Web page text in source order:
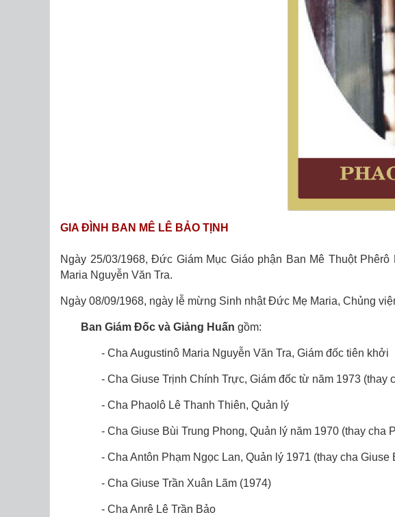
GIA ĐÌNH BAN MÊ LÊ BẢO TỊNH
Ngày 25/03/1968, Đức Giám Mục Giáo phận Ban Mê Thuột
Maria Nguyễn Văn Tra.
Ngày 08/09/1968, ngày lễ mừng Sinh nhật Ðức Mẹ Maria, Chủng
Ban Giám Ðốc và Giảng Huấn gồm:
- Cha Augustinô Maria Nguyễn Văn Tra, Giám đốc tiên khởi
- Cha Giuse Trịnh Chính Trực, Giám đốc từ năm 1973
- Cha Phaolô Lê Thanh Thiên, Quản lý
- Cha Giuse Bùi Trung Phong, Quản lý năm 1970 (thay
- Cha Antôn Phạm Ngọc Lan, Quản lý 1971 (thay cha Giuse
- Cha Giuse Trần Xuân Lãm (1974)
- Cha Anrê Lê Trần Bảo